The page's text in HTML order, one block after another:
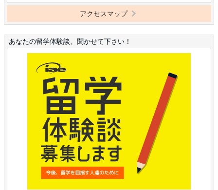
アクセスマップ
あなたの留学体験談、聞かせて下さい！